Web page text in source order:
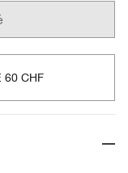
60 CHF